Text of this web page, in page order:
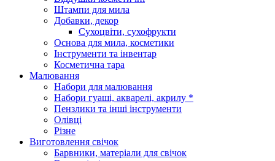
Штампи для мила
Добавки, декор
Сухоцвіти, сухофрукти
Основа для мила, косметики
Інструменти та інвентар
Косметична тара
Малювання
Набори для малювання
Набори гуаші, акварелі, акрилу *
Пензлики та інші інструменти
Олівці
Різне
Виготовлення свічок
Барвники, матеріали для свічок